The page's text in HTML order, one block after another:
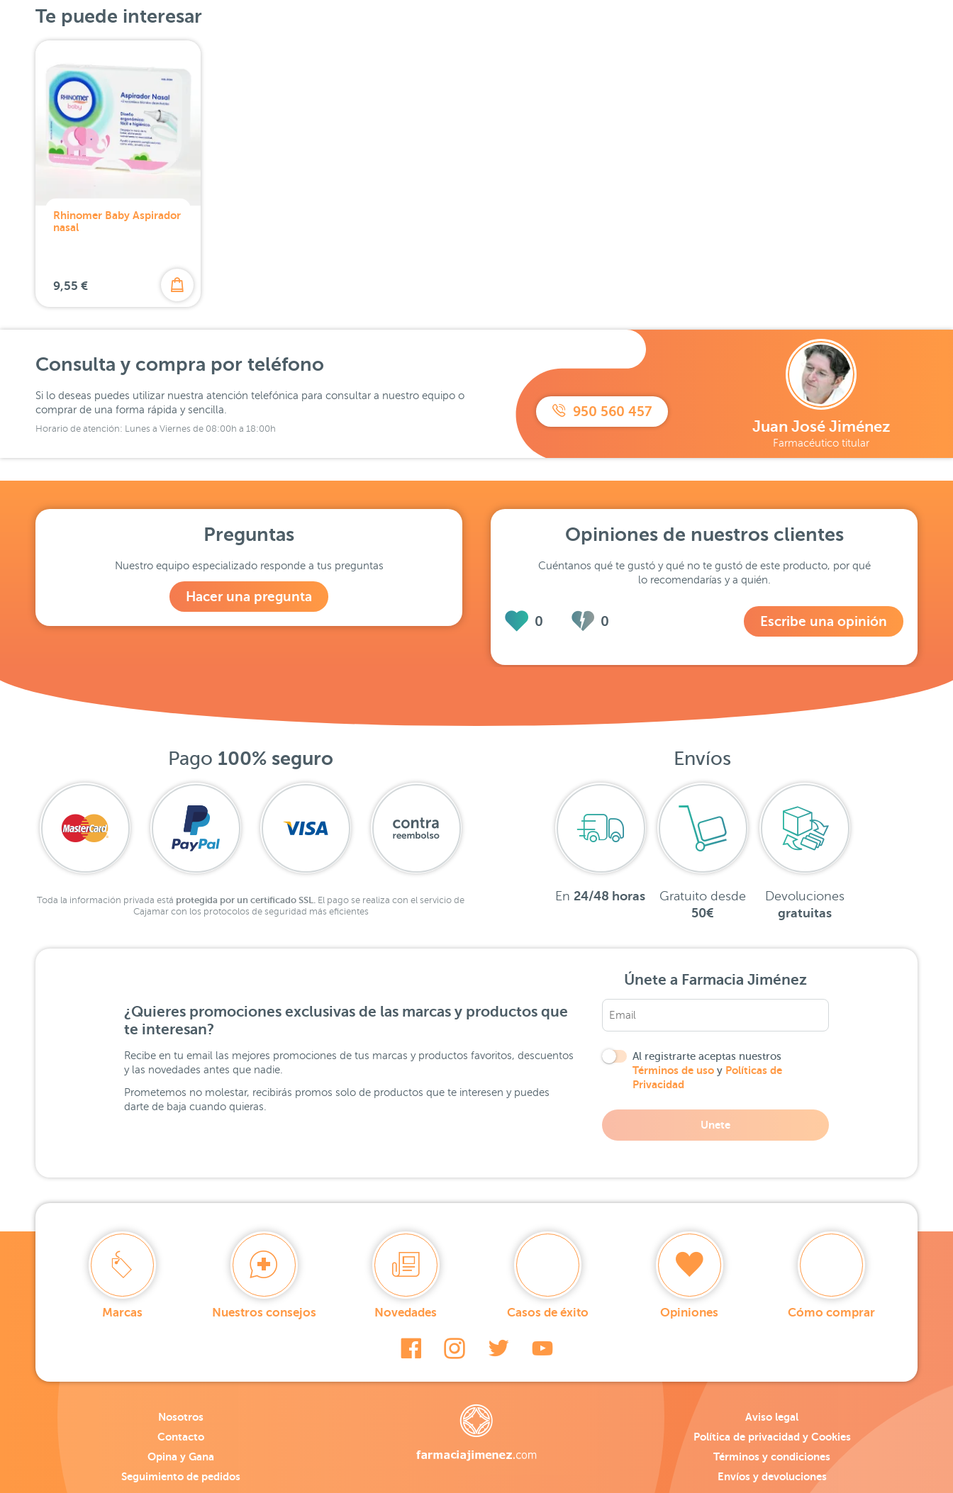
Te puede interesar
Rhinomer Baby Aspirador
nasal
9,55 €
Consulta y compra por teléfono
Si lo deseas puedes utilizar nuestra atención telefónica para consultar a nuestro equipo o
comprar de una forma rápida y sencilla.
Horario de atención: Lunes a Viernes de 08:00h a 18:00h
950 560 457
Juan José Jiménez
Farmacéutico titular
Preguntas
Nuestro equipo especializado responde a tus preguntas
Hacer una pregunta
Opiniones de nuestros clientes
Cuéntanos qué te gustó y qué no te gustó de este producto, por qué
lo recomendarías y a quién.
0 0 Escribe una opinión
Pago 100% seguro
Toda la información privada está protegida por un certificado SSL.
El pago se realiza con el servicio de
Cajamar con los protocolos de seguridad más eficientes
Envíos
En 24/48 horas
Gratuito desde
50€
Devoluciones
gratuitas
¿Quieres promociones exclusivas de las marcas y productos que
te interesan?
Recibe en tu email las mejores promociones de tus marcas y productos favoritos, descuentos
y las novedades antes que nadie.
Prometemos no molestar, recibirás promos solo de productos que te interesen y puedes
darte de baja cuando quieras.
Únete a Farmacia Jiménez
Al registrarte aceptas nuestros
Términos de uso y Políticas de
Privacidad
Unete
Marcas Nuestros consejos Novedades Casos de éxito Opiniones Cómo comprar
Nosotros
Contacto
Opina y Gana
Seguimiento de pedidos
Aviso legal
Política de privacidad y Cookies
Términos y condiciones
Envíos y devoluciones